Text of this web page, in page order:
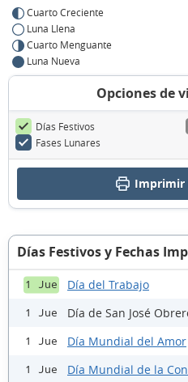
Cuarto Creciente
Luna Llena
Cuarto Menguante
Luna Nueva
Opciones de
Días Festivos
Fases Lunares
Imprimir
Días Festivos y Fechas
1 Jue Día del Trabajo
1 Jue Día de San José
1 Jue Día Mundial del Amor
1 Jue Día Mundial de la